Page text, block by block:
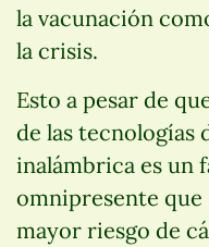
la vacunación
la crisis.
Esto a pesar de
de las tecnologías
inalámbrica es un
omnipresente que
mayor riesgo de